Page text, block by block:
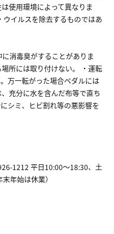
使用環境によって異なりま
イルスを除去するものではあ
消毒臭がすることがありま
所には取り付けない。 ・運転
万一転がった場合ペダルには
充分に水を含んだ布等で直ち
シミ、ヒビ割れ等の悪影響を
1212 平日10:00～18:30、土
年始は休業）